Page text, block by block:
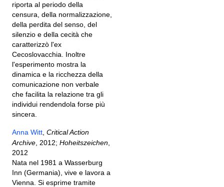
riporta al periodo della
censura, della normalizzazione,
della perdita del senso, del
silenzio e della cecità che
caratterizzò l'ex
Cecoslovacchia. Inoltre
l'esperimento mostra la
dinamica e la ricchezza della
comunicazione non verbale
che facilita la relazione tra gli
individui rendendola forse più
sincera.
Anna Witt Critical Action
Archive , 2012; Hoheitszeichen
2012
Nata nel 1981 a Wasserburg
Inn (Germania), vive e lavora a
Vienna. Si esprime tramite